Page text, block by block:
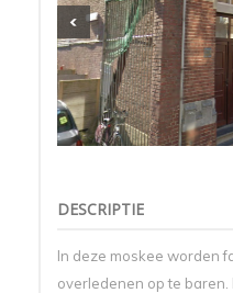
DESCRIPTIE
In deze moskee worden
overledenen op te